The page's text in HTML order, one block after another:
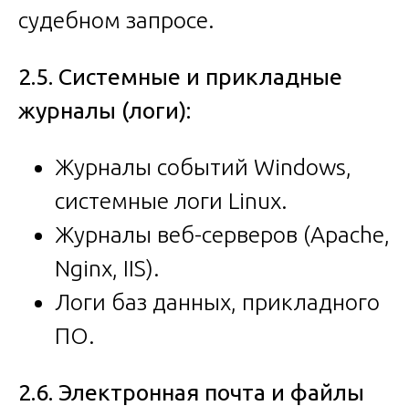
судебном запросе.
2.5. Системные и прикладные
журналы (логи):
Журналы событий Windows,
системные логи Linux.
Журналы веб-серверов (Apache,
Nginx, IIS).
Логи баз данных, прикладного
ПО.
2.6. Электронная почта и файлы